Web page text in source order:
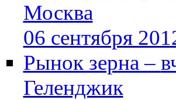
Москва
06 сентября
Рынок зерна –
Геленджик